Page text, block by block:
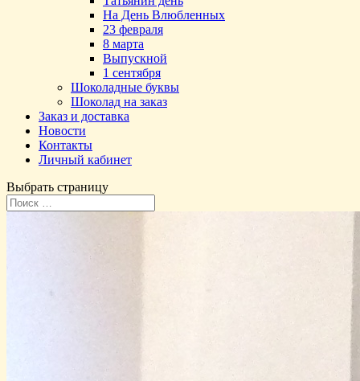
На День Влюбленных
23 февраля
8 марта
Выпускной
1 сентября
Шоколадные буквы
Шоколад на заказ
Заказ и доставка
Новости
Контакты
Личный кабинет
Выбрать страницу